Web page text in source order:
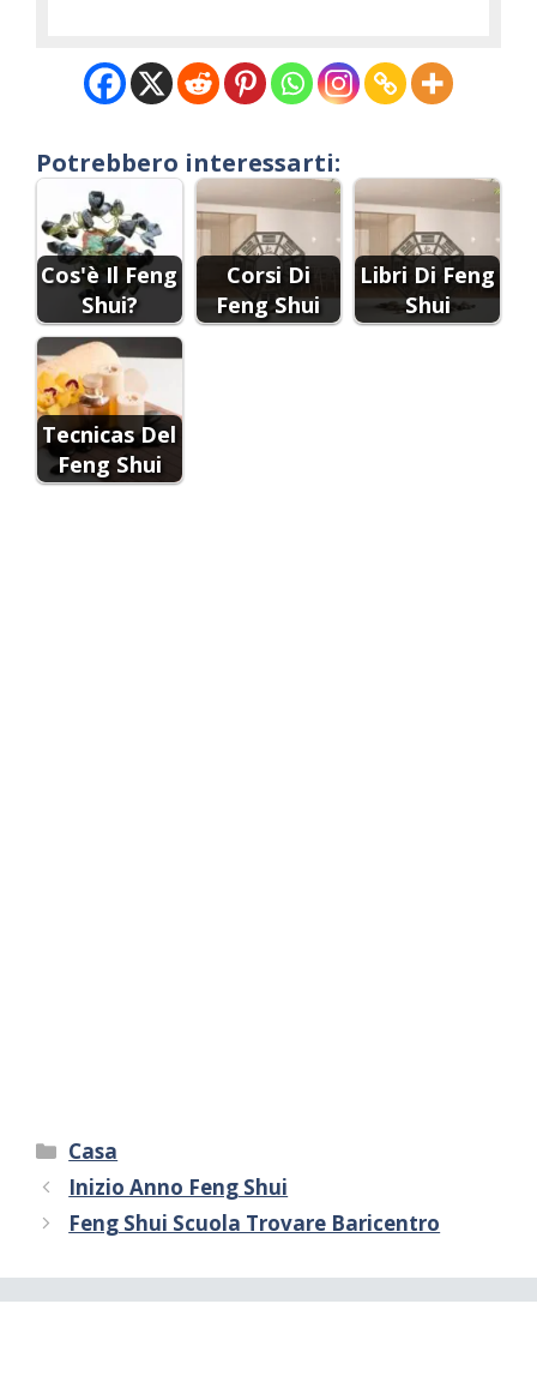
Potrebbero interessarti:
Cos'è Il Feng
Shui?
Corsi Di
Feng Shui
Libri Di Feng
Shui
Tecnicas Del
Feng Shui
Categorie
Casa
Inizio Anno Feng Shui
Feng Shui Scuola Trovare Baricentro